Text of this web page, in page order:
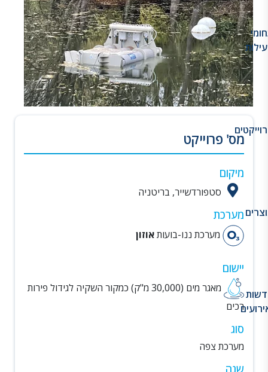
מס' פרוייקט
מיקום
סטפורדשייר, בריטניה
מערכת
מערכת ננו-בועותאוזון
יישום
מאגר מים (30,000 מ"ק) כמקור השקיה לגידול פירות
רכים
סוג
מערכת צפה
שנה